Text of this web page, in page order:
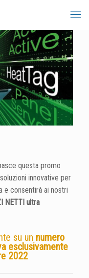
questa promo
innovative per
e consentirà ai nostri
NETTI ultra
su un numero
esclusivamente
2022